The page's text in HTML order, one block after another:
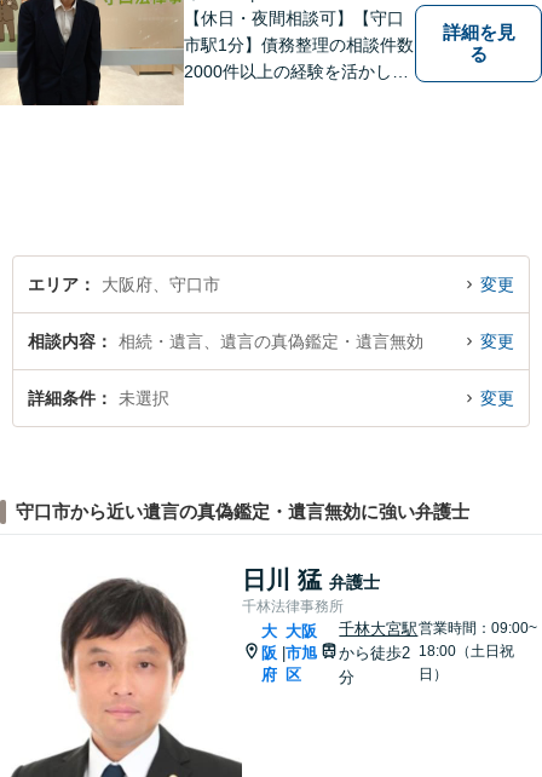
【休日・夜間相談可】【守口
市駅1分】債務整理の相談件数
2000件以上の経験を活かし、
詳細を見
る
エリア 大阪府、守口市 変更
相談内容 相続・遺言、遺言の真偽鑑定・遺言無効 変更
詳細条件 未選択 変更
守口市から近い遺言の真偽鑑定・遺言無効に強い弁護士
日川 猛 弁護士
千林法律事務所
大
阪
府
|
大阪
市旭
区
千林大宮駅
から徒歩2
分
営業時間：09:00~
18:00（土日祝
日）